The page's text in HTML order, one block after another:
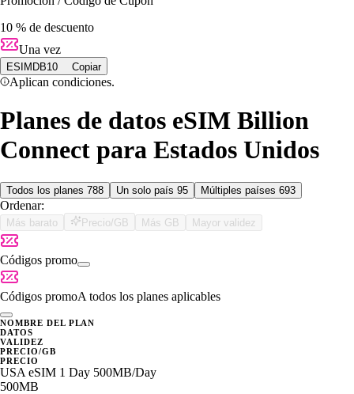
10 % de descuento
Una vez
ESIMDB10 Copiar
Aplican condiciones.
Planes de datos eSIM Billion
Connect para Estados Unidos
Todos los planes 788 Un solo país 95 Múltiples países 693
Ordenar:
Más barato Precio/GB Más GB Mayor validez
Códigos promo
Códigos promoA todos los planes aplicables
NOMBRE DEL PLAN
DATOS
VALIDEZ
PRECIO/GB
PRECIO
USA eSIM 1 Day 500MB/Day
500MB